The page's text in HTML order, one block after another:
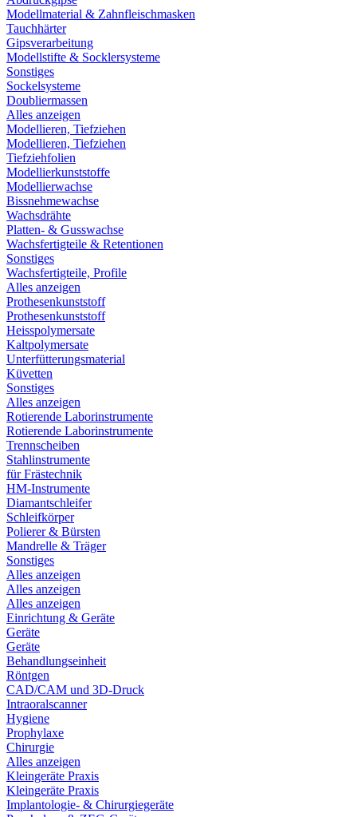
Modellmaterial & Zahnfleischmasken
Tauchhärter
Gipsverarbeitung
Modellstifte & Socklersysteme
Sonstiges
Sockelsysteme
Doubliermassen
Alles anzeigen
Modellieren, Tiefziehen
Modellieren, Tiefziehen
Tiefziehfolien
Modellierkunststoffe
Modellierwachse
Bissnehmewachse
Wachsdrähte
Platten- & Gusswachse
Wachsfertigteile & Retentionen
Sonstiges
Wachsfertigteile, Profile
Alles anzeigen
Prothesenkunststoff
Prothesenkunststoff
Heisspolymersate
Kaltpolymersate
Unterfütterungsmaterial
Küvetten
Sonstiges
Alles anzeigen
Rotierende Laborinstrumente
Rotierende Laborinstrumente
Trennscheiben
Stahlinstrumente
für Frästechnik
HM-Instrumente
Diamantschleifer
Schleifkörper
Polierer & Bürsten
Mandrelle & Träger
Sonstiges
Alles anzeigen
Alles anzeigen
Alles anzeigen
Einrichtung & Geräte
Geräte
Geräte
Behandlungseinheit
Röntgen
CAD/CAM und 3D-Druck
Intraoralscanner
Hygiene
Prophylaxe
Chirurgie
Alles anzeigen
Kleingeräte Praxis
Kleingeräte Praxis
Implantologie- & Chirurgiegeräte